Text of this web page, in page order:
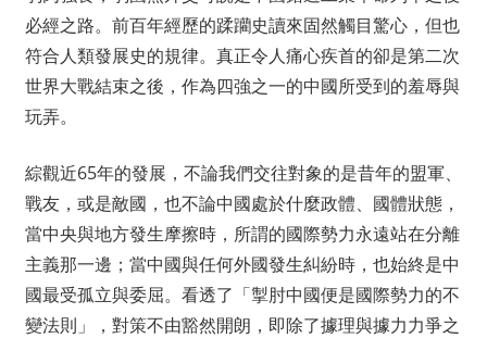
必經之路。前百年經歷的蹂躪史讀來固然觸目驚心，但也
符合人類發展史的規律。真正令人痛心疾首的卻是第二次
世界大戰結束之後，作為四強之一的中國所受到的羞辱與
玩弄。
綜觀近65年的發展，不論我們交往對象的是昔年的盟軍、
戰友，或是敵國，也不論中國處於什麼政體、國體狀態，
當中央與地方發生摩擦時，所謂的國際勢力永遠站在分離
主義那一邊；當中國與任何外國發生糾紛時，也始終是中
國最受孤立與委屈。看透了「掣肘中國便是國際勢力的不
變法則」，對策不由豁然開朗，即除了據理與據力力爭之